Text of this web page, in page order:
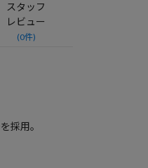
スタッフ
レビュー
(0件)
採用。